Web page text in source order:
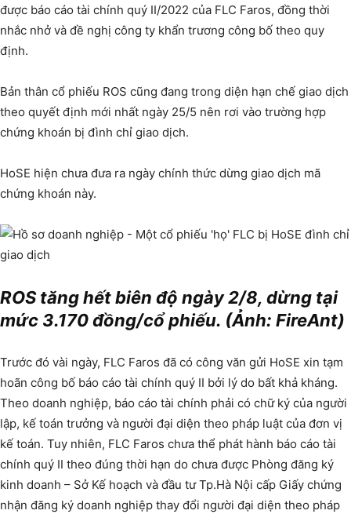
được báo cáo tài chính quý II/2022 của FLC Faros, đồng thời
nhắc nhở và đề nghị công ty khẩn trương công bố theo quy
định.
Bản thân cổ phiếu ROS cũng đang trong diện hạn chế giao dịch
theo quyết định mới nhất ngày 25/5 nên rơi vào trường hợp
chứng khoán bị đình chỉ giao dịch.
HoSE hiện chưa đưa ra ngày chính thức dừng giao dịch mã
chứng khoán này.
ROS tăng hết biên độ ngày 2/8, dừng tại
mức 3.170 đồng/cổ phiếu. (Ảnh: FireAnt)
Trước đó vài ngày, FLC Faros đã có công văn gửi HoSE xin tạm
hoãn công bố báo cáo tài chính quý II bởi lý do bất khả kháng.
Theo doanh nghiệp, báo cáo tài chính phải có chữ ký của người
lập, kế toán trưởng và người đại diện theo pháp luật của đơn vị
kế toán. Tuy nhiên, FLC Faros chưa thể phát hành báo cáo tài
chính quý II theo đúng thời hạn do chưa được Phòng đăng ký
kinh doanh – Sở Kế hoạch và đầu tư Tp.Hà Nội cấp Giấy chứng
nhận đăng ký doanh nghiệp thay đổi người đại diện theo pháp